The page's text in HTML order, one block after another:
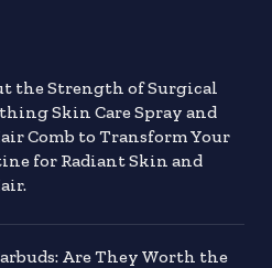
the Strength of Surgical
Skin Care Spray and
Comb to Transform Your
for Radiant Skin and
Are They Worth the